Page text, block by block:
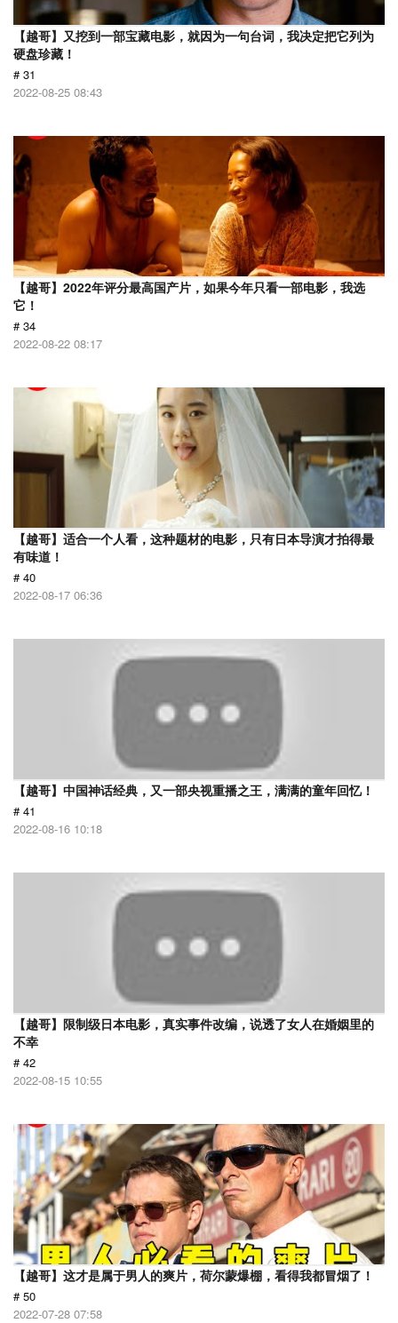
【越哥】又挖到一部宝藏电影，就因为一句台词，我决定把它列为
硬盘珍藏！
# 31
2022-08-25 08:43
【越哥】2022年评分最高国产片，如果今年只看一部电影，我选
它！
# 34
2022-08-22 08:17
【越哥】适合一个人看，这种题材的电影，只有日本导演才拍得最
有味道！
# 40
2022-08-17 06:36
【越哥】中国神话经典，又一部央视重播之王，满满的童年回忆！
# 41
2022-08-16 10:18
【越哥】限制级日本电影，真实事件改编，说透了女人在婚姻里的
不幸
# 42
2022-08-15 10:55
【越哥】这才是属于男人的爽片，荷尔蒙爆棚，看得我都冒烟了！
# 50
2022-07-28 07:58